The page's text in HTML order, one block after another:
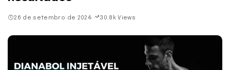
26 de setembro de 2024 30.8k Views